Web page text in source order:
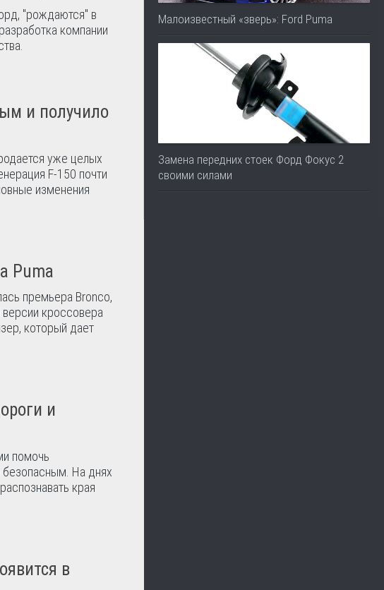
"рождаются" в
компании
и получило
уже целых
F-150 почти
изменения
Puma
премьера Bronco,
версии кроссовера
который дает
и
помочь
безопасным. На днях
края
в
Малоизвестный «зверь»: Ford Puma
Замена передних стоек Форд Фокус 2
своими силами